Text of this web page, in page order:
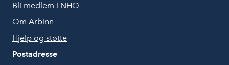
Bli medlem i NHO
Om Arbinn
Hjelp og støtte
Postadresse